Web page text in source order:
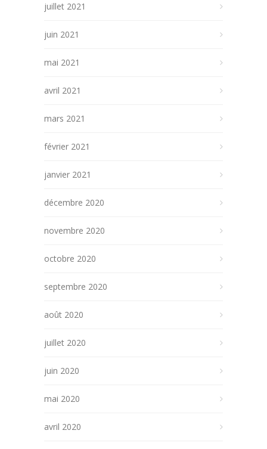
juillet 2021
juin 2021
mai 2021
avril 2021
mars 2021
février 2021
janvier 2021
décembre 2020
novembre 2020
octobre 2020
septembre 2020
août 2020
juillet 2020
juin 2020
mai 2020
avril 2020